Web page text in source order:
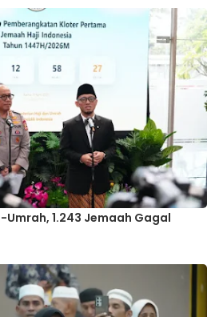
1.243 Jemaah Gagal